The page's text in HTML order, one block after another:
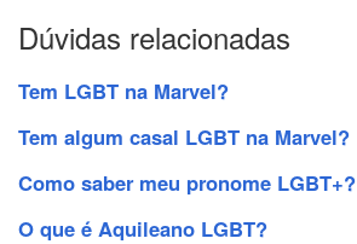
Dúvidas relacionadas
Tem LGBT na Marvel?
Tem algum casal LGBT na Marvel?
Como saber meu pronome LGBT+?
O que é Aquileano LGBT?